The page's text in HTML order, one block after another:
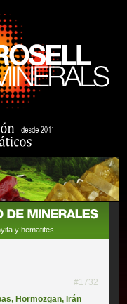
y hematites
#1732
, Hormozgan, Irán